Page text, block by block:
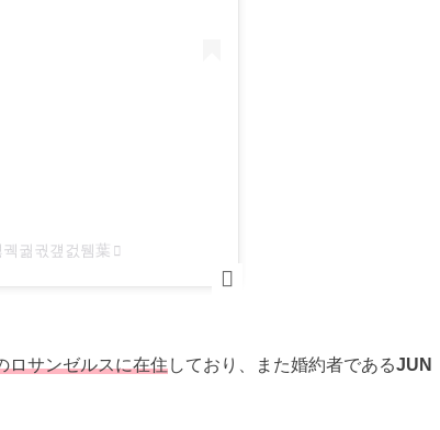
궒궋걮걼뒘葉
ロサンゼルスに在住しており、また婚約者であるJUN